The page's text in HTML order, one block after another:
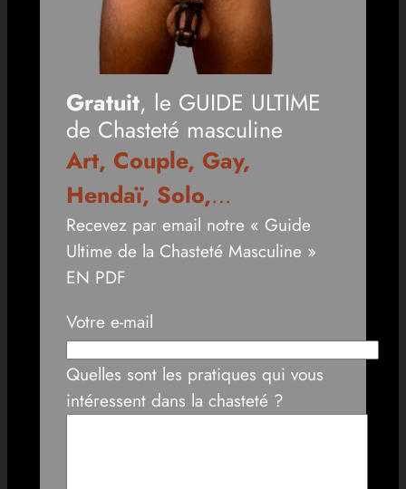
Gratuit, le GUIDE ULTIME
de Chasteté masculine
Art, Couple, Gay,
Hendaï, Solo,…
Recevez par email notre « Guide
Ultime de la Chasteté Masculine »
EN PDF
Votre e-mail
Quelles sont les pratiques qui vous
intéressent dans la chasteté ?